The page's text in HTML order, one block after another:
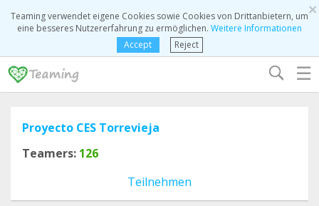
×
Teaming verwendet eigene Cookies sowie Cookies von Drittanbietern, um
eine besseres Nutzererfahrung zu ermöglichen. Weitere Informationen
Accept
Reject
☰
Proyecto CES Torrevieja
Teamers: 126
Teilnehmen